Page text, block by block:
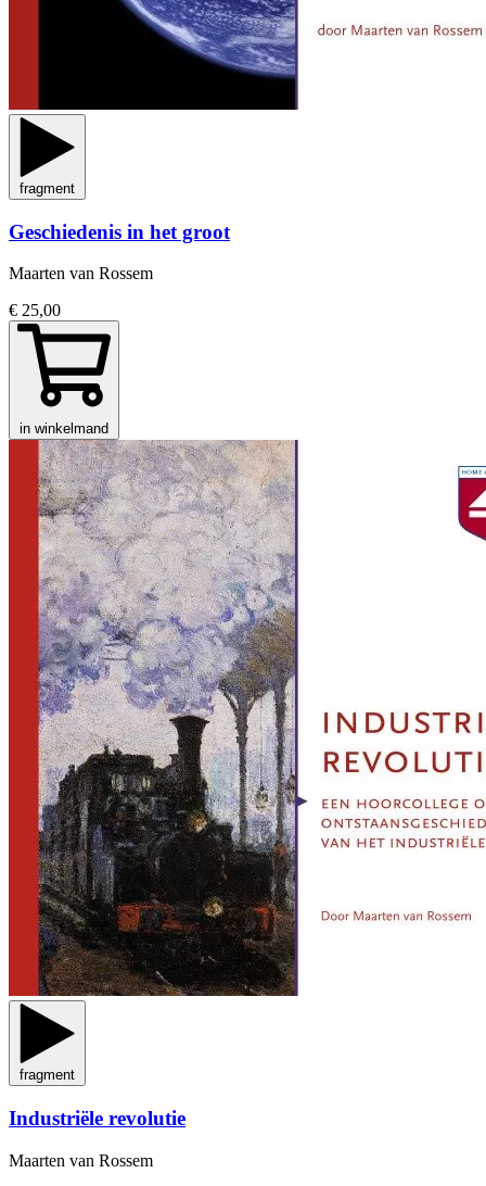
fragment
Geschiedenis in het groot
Maarten van Rossem
€ 25,00
in winkelmand
fragment
Industriële revolutie
Maarten van Rossem